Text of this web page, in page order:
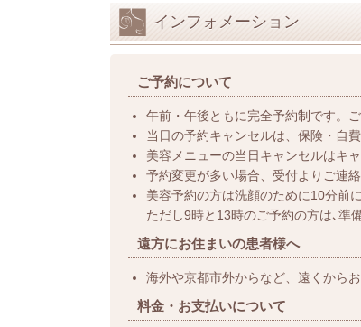
インフォメーション
ご予約について
午前・午後ともに完全予約制です。
当日の予約キャンセルは、保険・自
美容メニューの当日キャンセルはキ
予約変更が多い場合、受付よりご連
美容予約の方は洗顔のために10分前
ただし9時と13時のご予約の方は､準
遠方にお住まいの患者様へ
海外や京都市外からなど、遠くから
料金・お支払いについて